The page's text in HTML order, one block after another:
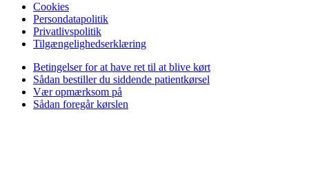
Cookies
Persondatapolitik
Privatlivspolitik
Tilgængelighedserklæring
Betingelser for at have ret til at blive kørt
Sådan bestiller du siddende patientkørsel
Vær opmærksom på
Sådan foregår kørslen